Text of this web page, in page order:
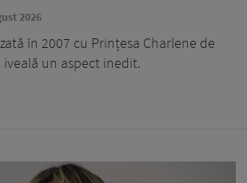
2026
în 2007 cu Prințesa Charlene de
iveală un aspect inedit.